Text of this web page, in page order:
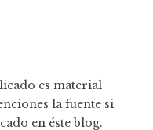
es material
la fuente si
en éste blog.